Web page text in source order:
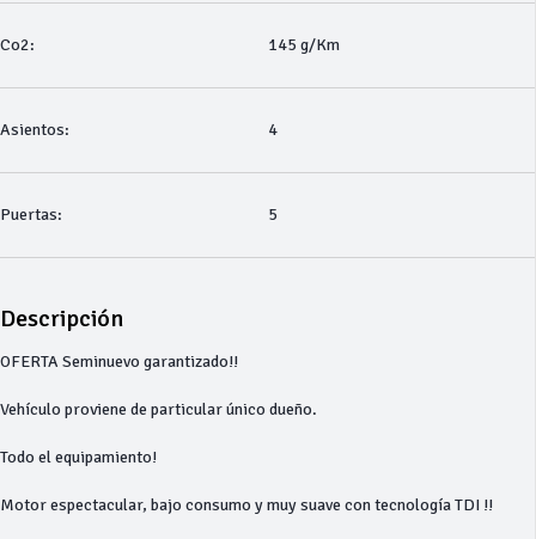
Co2: 145 g/Km
Asientos: 4
Puertas: 5
Descripción
OFERTA Seminuevo garantizado!!
Vehículo proviene de particular único dueño.
Todo el equipamiento!
Motor espectacular, bajo consumo y muy suave con tecnología TDI !!